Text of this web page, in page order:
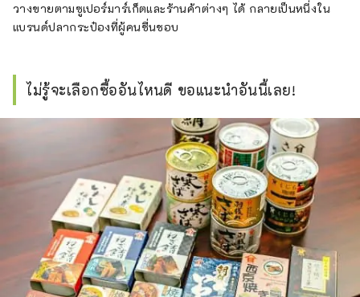
วางขายตามซูเปอร์มาร์เก็ตและร้านค้าต่างๆ ได้ กลายเป็นหนึ่งใน
แบรนด์ปลากระป๋องที่ผู้คนชื่นชอบ
ไม่รู้จะเลือกซื้ออันไหนดี ขอแนะนำอันนี้เลย!